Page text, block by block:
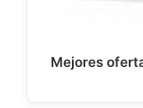
Mejores